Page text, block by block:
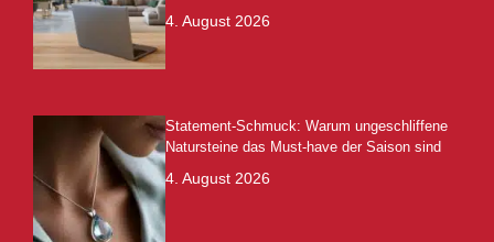
4. August 2026
Statement-Schmuck: Warum ungeschliffene
Natursteine das Must-have der Saison sind
4. August 2026